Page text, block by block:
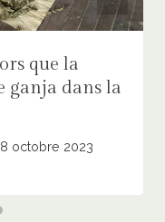
que la
ganja dans la
octobre 2023